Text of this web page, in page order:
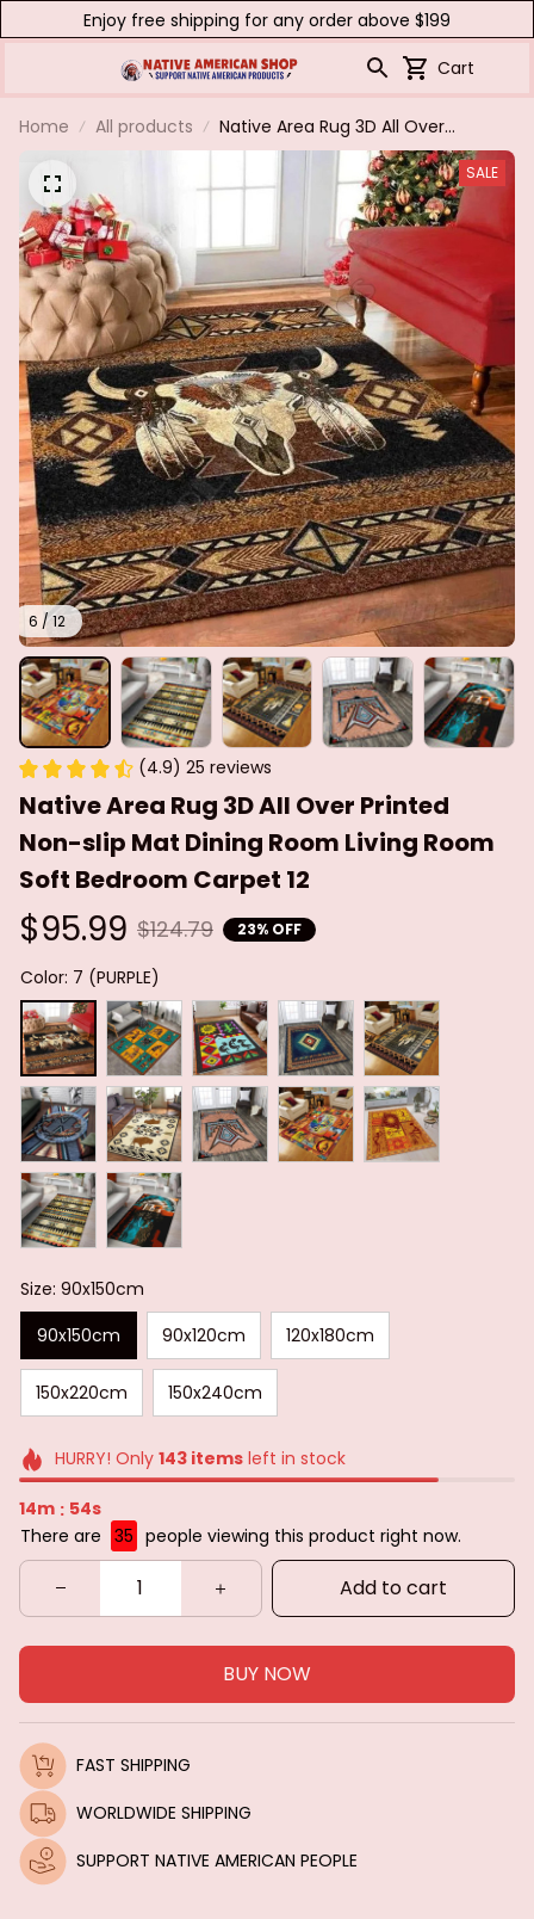
Enjoy free shipping for any order above $199
Cart
Home All products
Native Area Rug 3D All Over
Printed Non-slip Mat Dining
Room Living Room Soft Bedroom
6 / 12
SALE
(4.9) 25 reviews
Native Area Rug 3D All Over Printed
Non-slip Mat Dining Room Living Room
Soft Bedroom Carpet 12
$95.99 $124.79 23% OFF
Color: 7 (PURPLE)
Size: 90x150cm
90x150cm
90x120cm 120x180cm
150x220cm 150x240cm
HURRY! Only 143itemsleft in stock
14m : 51s
There are 35 people viewing this product right now.
Add to cart
BUY NOW
FAST SHIPPING
WORLDWIDE SHIPPING
SUPPORT NATIVE AMERICAN PEOPLE